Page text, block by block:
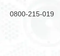
0800-215-019